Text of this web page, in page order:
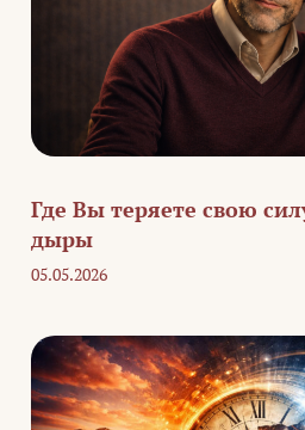
Где Вы теряете свою
дыры
05.05.2026